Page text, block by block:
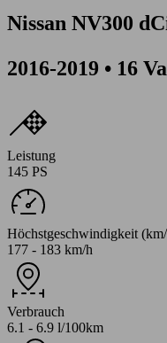
Nissan NV300
2016-2019 • 16
Leistung
145 PS
Höchstgeschwindigkeit
177 - 183 km/h
Verbrauch
6.1 - 6.9 l/100km